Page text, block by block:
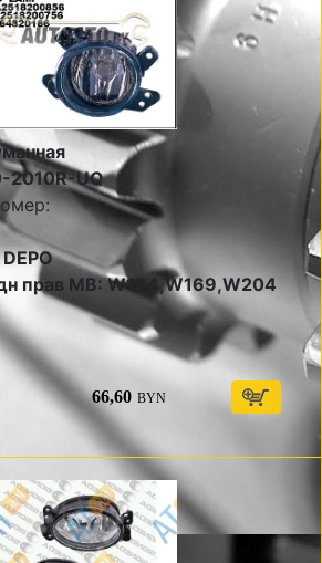
2010R-UQ
DEPO
прав MB: W164,W169,W204
66,60 BYN